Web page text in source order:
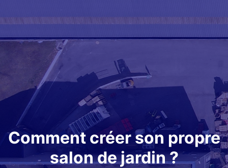
Comment créer son propre
salon de jardin ?